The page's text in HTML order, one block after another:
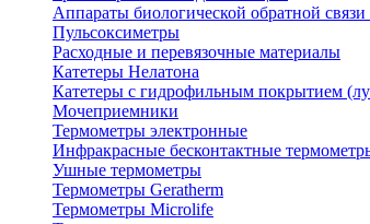
Аппараты биологической обратной
Пульсоксиметры
Расходные и перевязочные материалы
Катетеры Нелатона
Катетеры с гидрофильным покрытием
Мочеприемники
Термометры электронные
Инфракрасные бесконтактные
Ушные термометры
Термометры Geratherm
Термометры Microlife